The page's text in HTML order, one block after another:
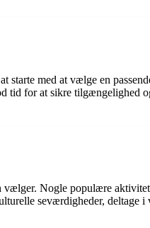
med at vælge en
for at sikre tilgængelighed
Nogle populære
seværdigheder, deltage